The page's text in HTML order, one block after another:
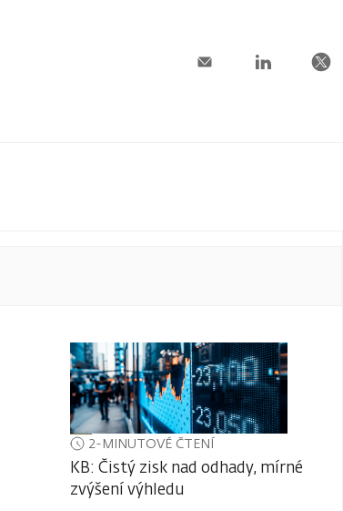
2-MINUTOVÉ ČTENÍ
KB: Čistý zisk nad odhady, mírné
zvýšení výhledu